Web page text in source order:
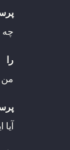
چه
را
من